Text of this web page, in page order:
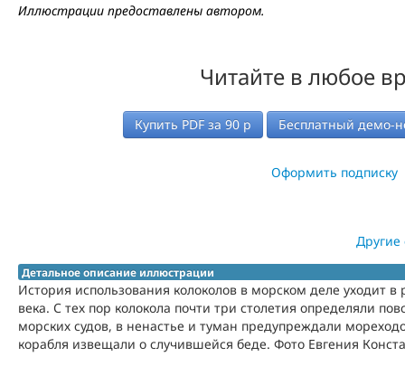
Иллюстрации предоставлены автором.
Читайте в любое
Купить PDF за90 р Бесплатный демо-
Оформить подписку
Другие
Детальное описание иллюстрации
История использования колоколов в морском деле уходит в
века. С тех пор колокола почти три столетия определяли
морских судов, в ненастье и туман предупреждали
корабля извещали о случившейся беде. Фото Евгения